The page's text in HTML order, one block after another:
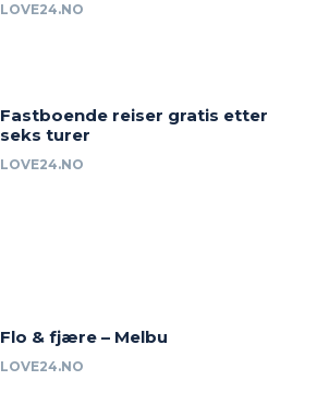
LOVE24.NO
Fastboende reiser gratis etter
seks turer
LOVE24.NO
Flo & fjære – Melbu
LOVE24.NO